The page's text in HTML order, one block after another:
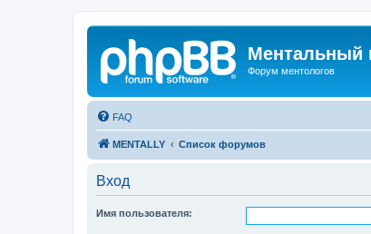
Ментальный
Форум ментологов
FAQ
MENTALLY Список форумов
Вход
Имя пользователя: